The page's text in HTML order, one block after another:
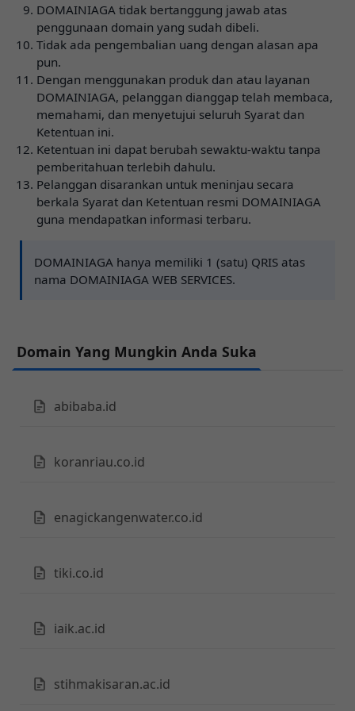
DOMAINIAGA tidak bertanggung jawab atas
penggunaan domain yang sudah dibeli.
Tidak ada pengembalian uang dengan alasan apa
pun.
Dengan menggunakan produk dan atau layanan
DOMAINIAGA, pelanggan dianggap telah membaca,
memahami, dan menyetujui seluruh Syarat dan
Ketentuan ini.
Ketentuan ini dapat berubah sewaktu-waktu tanpa
pemberitahuan terlebih dahulu.
Pelanggan disarankan untuk meninjau secara
berkala Syarat dan Ketentuan resmi DOMAINIAGA
guna mendapatkan informasi terbaru.
DOMAINIAGA hanya memiliki 1 (satu) QRIS atas
nama DOMAINIAGA WEB SERVICES.
Domain Yang Mungkin Anda Suka
abibaba.id
koranriau.co.id
enagickangenwater.co.id
tiki.co.id
iaik.ac.id
stihmakisaran.ac.id